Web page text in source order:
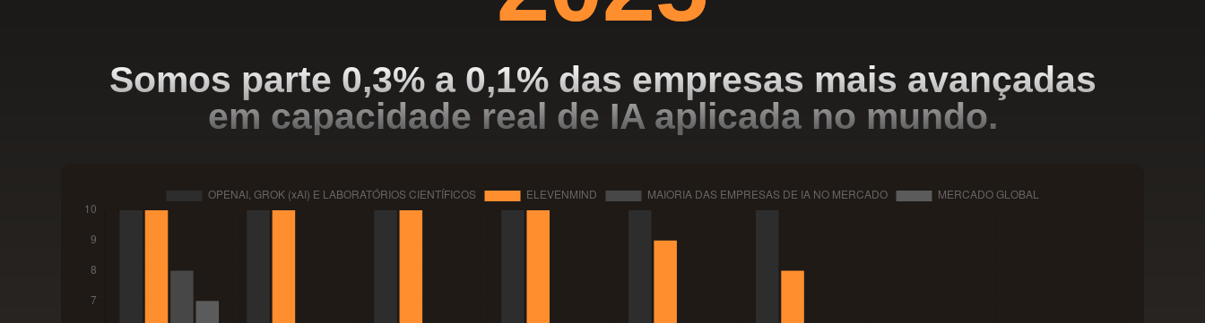
Somos parte 0,3% a 0,1% das empresas mais avançadas
em capacidade real de IA aplicada no mundo.